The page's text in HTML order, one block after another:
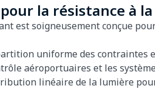
la résistance à
est soigneusement conçue
uniforme des contraintes
aéroportuaires et les
linéaire de la lumière